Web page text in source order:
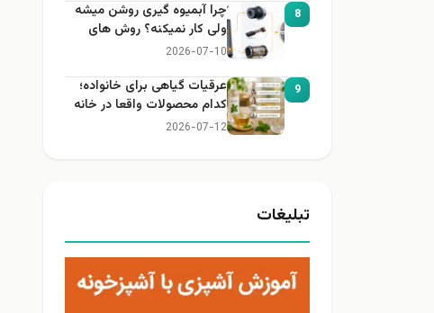
8
چرا آبمیوه گیری روشن میشه
ولی کار نمیکنه؟ روش های
عیب یابی
2026-07-10
9
عرقیات گیاهی برای خانواده؛
کدام محصولات واقعا در خانه
کاربرد دارند؟
2026-07-12
تبلیغات